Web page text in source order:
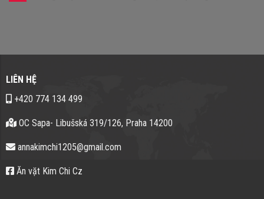
LIÊN HỆ
+420 774 134 499
OC Sapa- Libušská 319/126, Praha 14200
annakimchi1205@gmail.com
Ăn vặt Kim Chi Cz